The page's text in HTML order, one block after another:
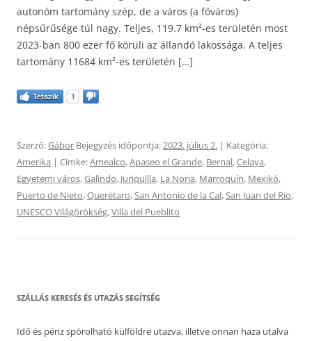
autonóm tartomány szép, de a város (a főváros)
népsűrűsége túl nagy. Teljes, 119.7 km²-es területén most
2023-ban 800 ezer fő körüli az állandó lakossága. A teljes
tartomány 11684 km²-es területén […]
Tetszik 1
Szerző:Gábor Bejegyzés időpontja:2023. július 2. | Kategória:
Amerika | Címke:Amealco,Apaseo el Grande, Bernal,Celaya,
Egyetemi város,Galindo, Juriquilla, La Noria, Marroquín, Mexikó,
Puerto de Nieto,Querétaro,San Antonio de la Cal,San Juan del Río,
UNESCO Világörökség,Villa del Pueblito
SZÁLLÁS KERESÉS ÉS UTAZÁS SEGÍTSÉG
Idő és pénz spórolható külföldre utazva, illetve onnan haza utalva